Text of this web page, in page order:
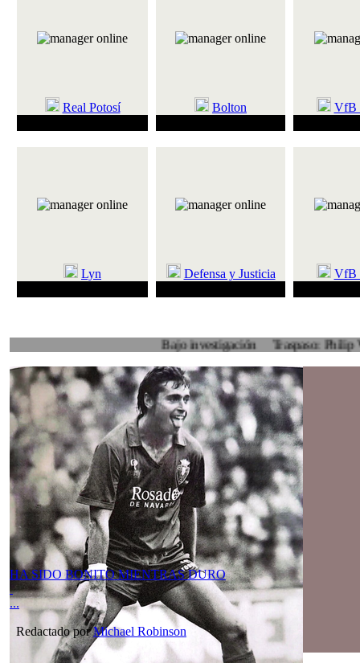
Real Potosí Bolton
VfB
Lyn Defensa y Justicia
VfB
Bajo investigación Traspaso: Philip Veenhuis,
HA SIDO BONITO MIENTRAS DURO
...
Redactado porMichael Robinson